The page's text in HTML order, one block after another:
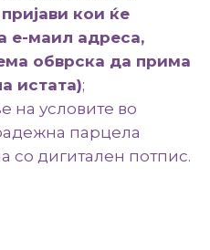
кои ќе
е-маил адреса,
обврска да прима
истата);
на условите во
парцела
со дигитален потпис.